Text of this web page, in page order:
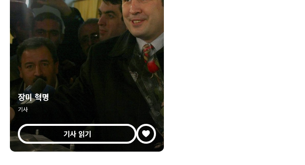
장미 혁명
기사
기사 읽기